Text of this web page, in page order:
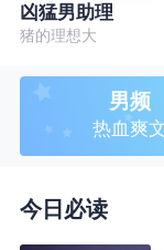
凶猛男助理
猪的理想大
男频
热血爽
今日必读